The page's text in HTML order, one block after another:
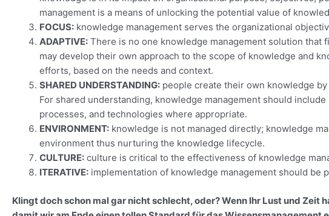
management is a means of unlocking the potential value of
FOCUS: knowledge management serves the organizational
ADAPTIVE: There is no one knowledge management solution that
may develop their own approach to the scope of knowledge and
efforts, based on the needs and context.
SHARED UNDERSTANDING: people create their own knowledge
For shared understanding, knowledge management should
processes, and technologies where appropriate.
ENVIRONMENT: knowledge is not managed directly; knowledge
environment thus nurturing the knowledge lifecycle.
CULTURE: culture is critical to the effectiveness of knowledge
ITERATIVE: implementation of knowledge management should be
Klingt doch schon mal gar nicht schlecht, oder? Wenn Ihr Lust und Zeit